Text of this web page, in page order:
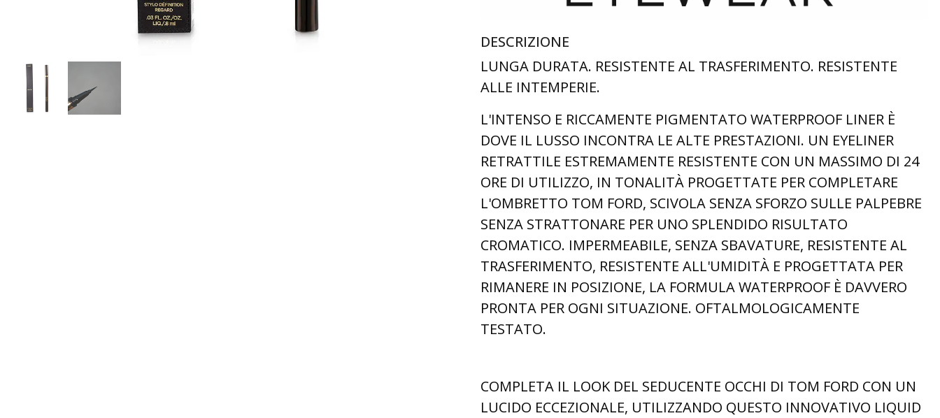
DESCRIZIONE
LUNGA DURATA. RESISTENTE AL TRASFERIMENTO. RESISTENTE
ALLE INTEMPERIE.
L'INTENSO E RICCAMENTE PIGMENTATO WATERPROOF LINER È
DOVE IL LUSSO INCONTRA LE ALTE PRESTAZIONI. UN EYELINER
RETRATTILE ESTREMAMENTE RESISTENTE CON UN MASSIMO DI 24
ORE DI UTILIZZO, IN TONALITÀ PROGETTATE PER COMPLETARE
L'OMBRETTO TOM FORD, SCIVOLA SENZA SFORZO SULLE PALPEBRE
SENZA STRATTONARE PER UNO SPLENDIDO RISULTATO
CROMATICO. IMPERMEABILE, SENZA SBAVATURE, RESISTENTE AL
TRASFERIMENTO, RESISTENTE ALL'UMIDITÀ E PROGETTATA PER
RIMANERE IN POSIZIONE, LA FORMULA WATERPROOF È DAVVERO
PRONTA PER OGNI SITUAZIONE. OFTALMOLOGICAMENTE
TESTATO.
COMPLETA IL LOOK DEL SEDUCENTE OCCHI DI TOM FORD CON UN
LUCIDO ECCEZIONALE, UTILIZZANDO QUESTO INNOVATIVO LIQUID